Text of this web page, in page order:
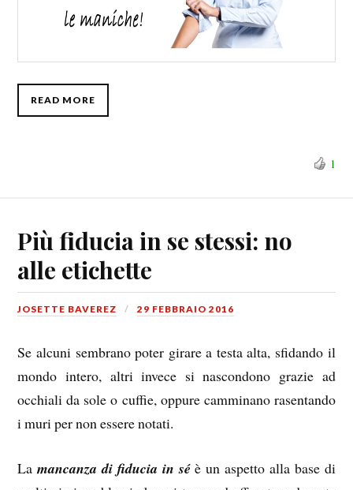
READ MORE
1
Più fiducia in se stessi: no
alle etichette
JOSETTE BAVEREZ 29 FEBBRAIO 2016
Se alcuni sembrano poter girare a testa alta, sfidando il
mondo intero, altri invece si nascondono grazie ad
occhiali da sole o cuffie, oppure camminano rasentando
i muri per non essere notati.
Lamancanza di fiducia in séè un aspetto alla base di